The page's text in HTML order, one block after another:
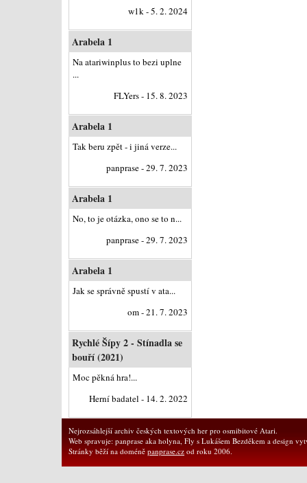
w1k - 5. 2. 2024
Arabela 1
Na atariwinplus to bezi uplne
...
FLYers - 15. 8. 2023
Arabela 1
Tak beru zpět - i jiná verze...
panprase - 29. 7. 2023
Arabela 1
No, to je otázka, ono se to n...
panprase - 29. 7. 2023
Arabela 1
Jak se správně spustí v ata...
om - 21. 7. 2023
Rychlé Šípy 2 - Stínadla se
bouří (2021)
Moc pěkná hra!...
Herní badatel - 14. 2. 2022
Nejrozsáhlejší archiv českých textových her pro osmibitové Atari.
Web spravuje: panprase aka holyna, Fly s Lukášem Bezděkem a design
Stránky běží na doméně panprase.cz od roku 2006.